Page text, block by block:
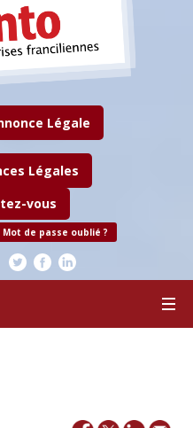
Légale
Légales
vous
Mot de passe oublié ?